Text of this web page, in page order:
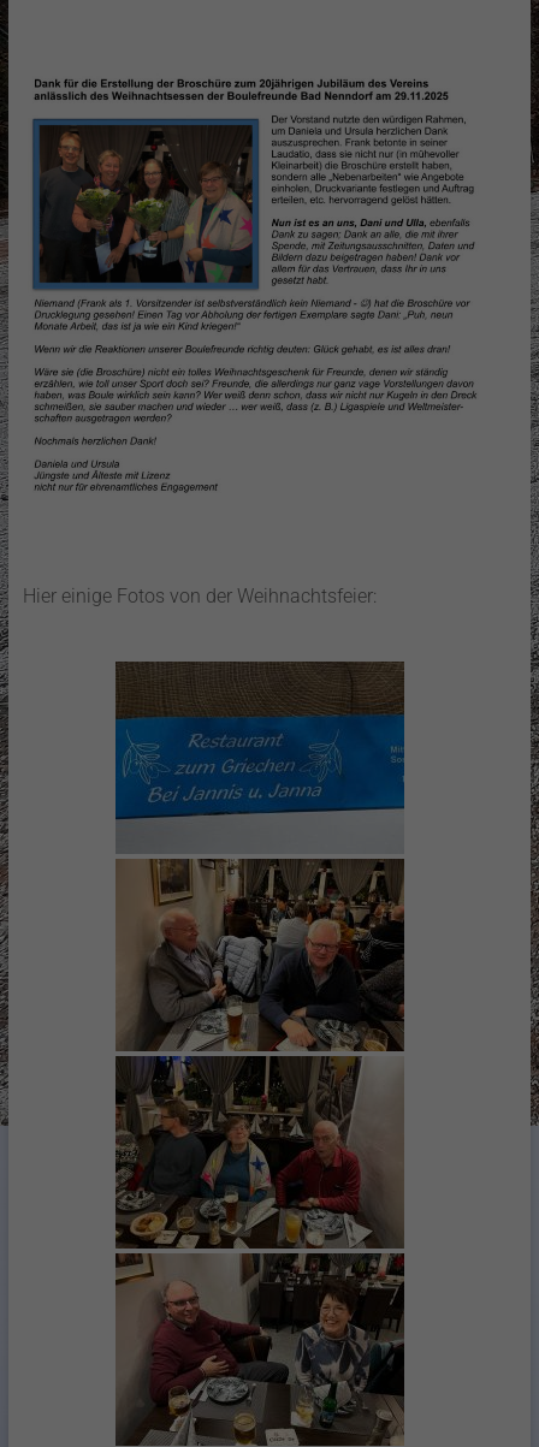
Hier einige Fotos von der Weihnachtsfeier: